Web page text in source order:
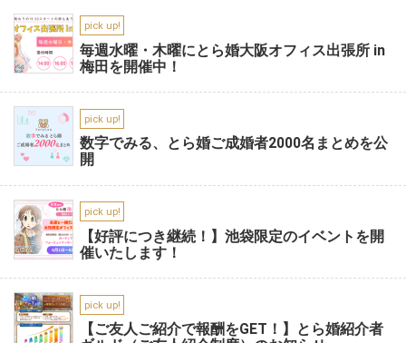
pick up!
毎週水曜・木曜にとら婚大阪オフィス出張所 in
梅田を開催中！
pick up!
数字でみる、とら婚ご成婚者2000名まとめを公
開
pick up!
【好評につき継続！】池袋限定のイベントを開
催いたします！
pick up!
【ご友人ご紹介で報酬をGET！】とら婚紹介者